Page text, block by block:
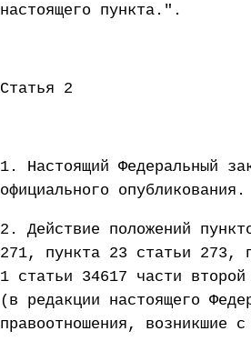
настоящего пункта.".
Статья 2
1. Настоящий Федеральный
официального опубликования.
2. Действие положений
271, пункта 23 статьи 273,
1 статьи 34617 части второй
(в редакции настоящего
правоотношения, возникшие